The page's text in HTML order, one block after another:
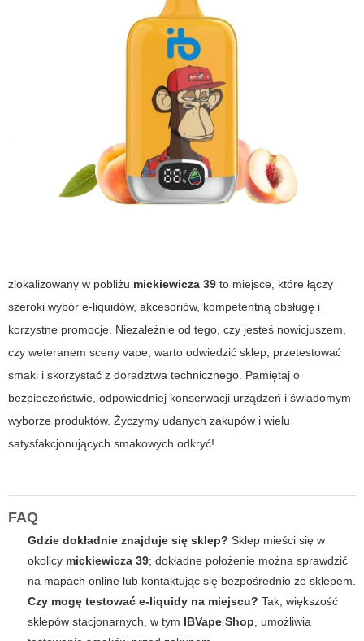
zlokalizowany w pobliżu mickiewicza 39 to miejsce, które łączy
szeroki wybór e-liquidów, akcesoriów, kompetentną obsługę i
korzystne promocje. Niezależnie od tego, czy jesteś nowicjuszem,
czy weteranem sceny vape, warto odwiedzić sklep, przetestować
smaki i skorzystać z doradztwa technicznego. Pamiętaj o
bezpieczeństwie, odpowiedniej konserwacji urządzeń i świadomym
wyborze produktów. Życzymy udanych zakupów i wielu
satysfakcjonujących smakowych odkryć!
FAQ
Gdzie dokładnie znajduje się sklep? Sklep mieści się w
okolicy mickiewicza 39; dokładne położenie można sprawdzić
na mapach online lub kontaktując się bezpośrednio ze sklepem.
Czy mogę testować e-liquidy na miejscu? Tak, większość
sklepów stacjonarnych, w tym IBVape Shop , umożliwia